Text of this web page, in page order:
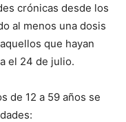
crónicas desde los
al menos una dosis
que hayan
el 24 de julio.
de 12 a 59 años se